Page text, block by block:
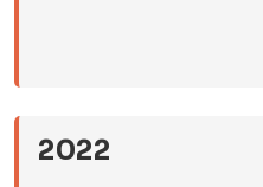
2022